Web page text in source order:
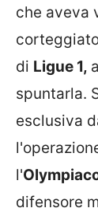
che aveva
di Ligue 1,
spuntarla.
esclusiva
l'
difensore